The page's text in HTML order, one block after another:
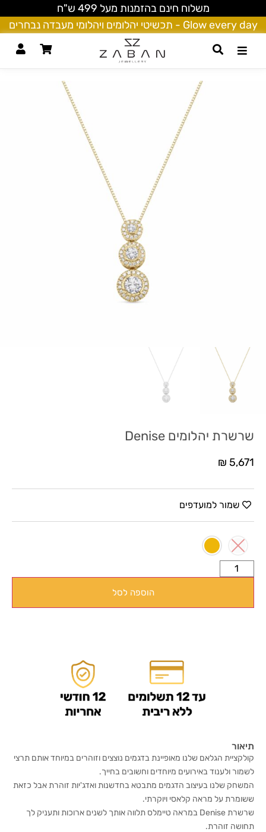
משלוח חינם בהזמנות מעל 499 ש"ח
Glow every day - תכשיטי יהלומים ויהלומי מעבדה נבחרים
שרשרת יהלומים Denise
₪ 5,671
שמור למועדפים
הוספה לסל
תיאור
קולקציית הגלאם שלנו מאופיינת בדגמים נוצצים וזוהרים במיוחד אותם תרצי
לשמור ולענוד באירועים מיוחדים וחשובים בחייך.
המשחק שלנו בעיצוב הדגמים מתבטא בחדשנות ואדג'יות זוהרת אבל כזאת
ששומרת על מראה קלאסי ויוקרתי.
שרשרת Denise במראה טיימלס תלווה אותך לשנים ארוכות ותעניק לך
תחושה זוהרת.